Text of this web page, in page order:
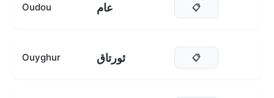
Oudou عام 📋
Ouyghur ئورتاق 📋